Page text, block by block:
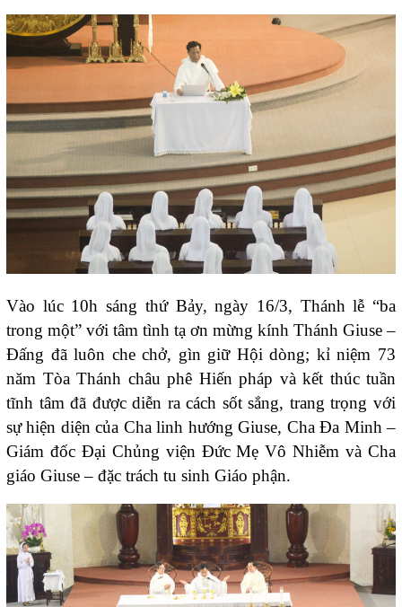
Vào lúc 10h sáng thứ Bảy, ngày 16/3, Thánh lễ “ba
trong một” với tâm tình tạ ơn mừng kính Thánh Giuse –
Đấng đã luôn che chở, gìn giữ Hội dòng; kỉ niệm 73
năm Tòa Thánh châu phê Hiến pháp và kết thúc tuần
tĩnh tâm đã được diễn ra cách sốt sắng, trang trọng với
sự hiện diện của Cha linh hướng Giuse, Cha Đa Minh –
Giám đốc Đại Chủng viện Đức Mẹ Vô Nhiễm và Cha
giáo Giuse – đặc trách tu sinh Giáo phận.